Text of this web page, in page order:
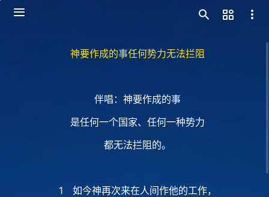
神要作成的事任何势力无法拦阻
伴唱：神要作成的事
是任何一个国家、任何一种势力
都无法拦阻的。
1 如今神再次来在人间作他的工作，